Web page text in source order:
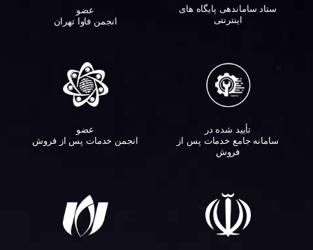
ستاد ساماندهی پایگاه های
اینترنتی
عضو
انجمن فاوا تهران
تأیید شده در
سامانه جامع خدمات پس از
فروش
عضو
انجمن خدمات پس از فروش